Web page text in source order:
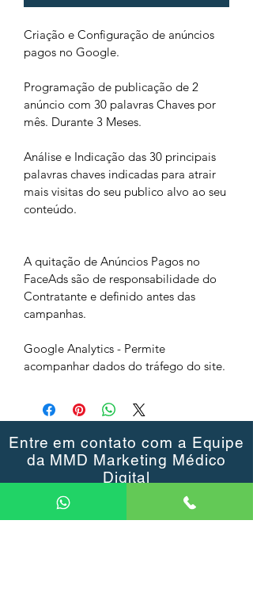
Criação e Configuração de anúncios
pagos no Google.
Programação de publicação de 2
anúncio com 30 palavras Chaves por
mês. Durante 3 Meses.
Análise e Indicação das 30 principais
palavras chaves indicadas para atrair
mais visitas do seu publico alvo ao seu
conteúdo.
A quitação de Anúncios Pagos no
FaceAds são de responsabilidade do
Contratante e definido antes das
campanhas.
Google Analytics - Permite
acompanhar dados do tráfego do site.
Entre em contato com a Equipe
da MMD Marketing Médico
Digital
Vamos adorar conversar com você
sobre o seu Negócio e ajudar a